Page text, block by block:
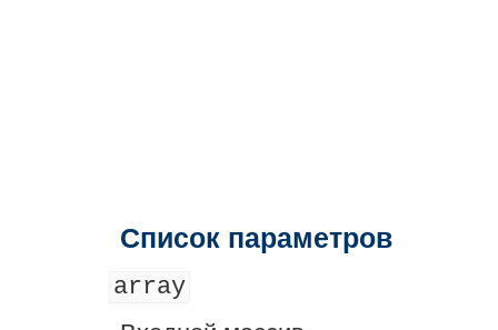
Список параметров
array